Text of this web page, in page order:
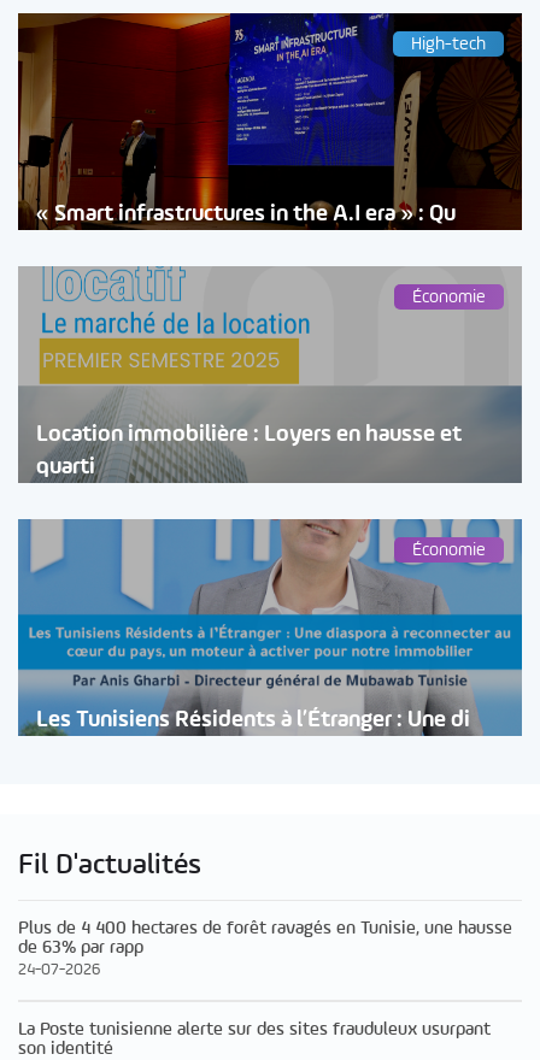
High-tech
« Smart infrastructures in the A.I era » : Qu
Économie
Location immobilière : Loyers en hausse et
quarti
Économie
Les Tunisiens Résidents à l’Étranger : Une di
Fil D'actualités
Plus de 4 400 hectares de forêt ravagés en Tunisie, une hausse
de 63% par rapp
24-07-2026
La Poste tunisienne alerte sur des sites frauduleux usurpant
son identité